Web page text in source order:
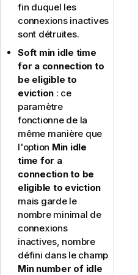
fin duquel les
connexions inactives
sont détruites.
Soft min idle time
for a connection to
be eligible to
eviction : ce
paramètre
fonctionne de la
même manière que
l'option Min idle
time for a
connection to be
eligible to eviction
mais garde le
nombre minimal de
connexions
inactives, nombre
défini dans le champ
Min number of idle